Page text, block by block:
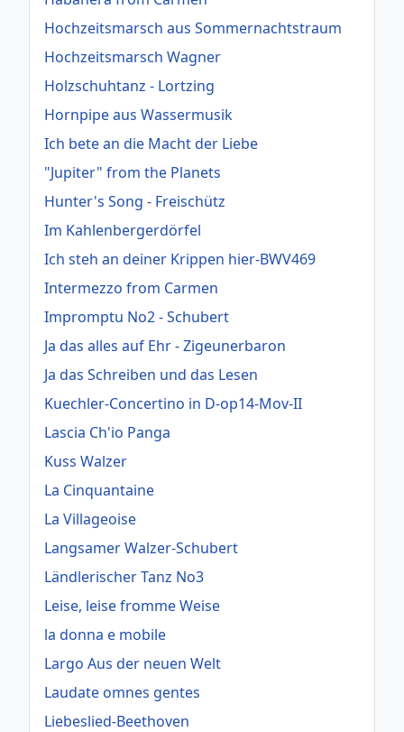
Hochzeitsmarsch aus Sommernachtstraum
Hochzeitsmarsch Wagner
Holzschuhtanz - Lortzing
Hornpipe aus Wassermusik
Ich bete an die Macht der Liebe
"Jupiter" from the Planets
Hunter's Song - Freischütz
Im Kahlenbergerdörfel
Ich steh an deiner Krippen hier-BWV469
Intermezzo from Carmen
Impromptu No2 - Schubert
Ja das alles auf Ehr - Zigeunerbaron
Ja das Schreiben und das Lesen
Kuechler-Concertino in D-op14-Mov-II
Lascia Ch'io Panga
Kuss Walzer
La Cinquantaine
La Villageoise
Langsamer Walzer-Schubert
Ländlerischer Tanz No3
Leise, leise fromme Weise
la donna e mobile
Largo Aus der neuen Welt
Laudate omnes gentes
Liebeslied-Beethoven